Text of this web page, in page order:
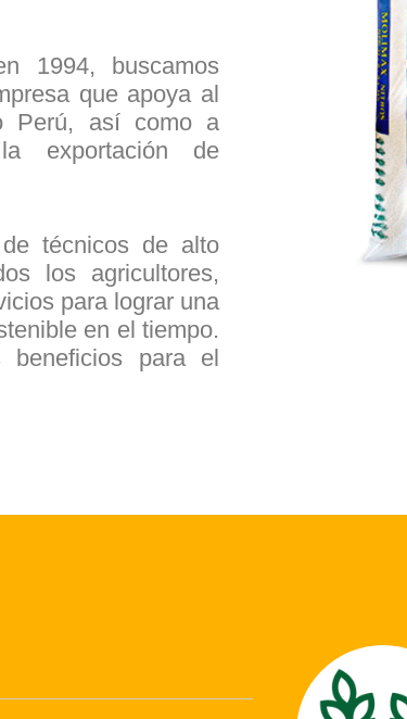
1994, buscamos
que apoya al
Perú, así como a
exportación de
técnicos de alto
los agricultores,
para lograr una
en el tiempo.
beneficios para el